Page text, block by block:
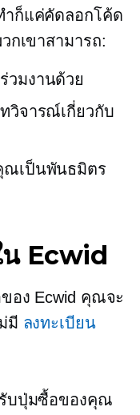
ก็แค่คัดลอกโค้ด
กเขาสามารถ:
วมงานด้วย
วิจารณ์เกี่ยวกับ
ณเป็นพันธมิตร
น Ecwid
อง Ecwid คุณจะ
มี ลงทะเบียน
รับปุ่มซื้อของคุณ